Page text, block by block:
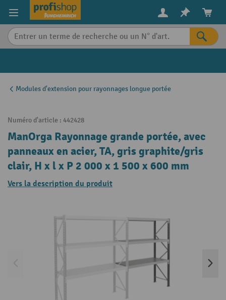
content
Modules d'extension pour rayonnages longue portée
Numéro d'article : 442428
ManOrga Rayonnage grande portée, avec
panneaux en acier, TA, gris graphite/gris
clair, H x l x P 2 000 x 1 500 x 600 mm
Vers la description du produit